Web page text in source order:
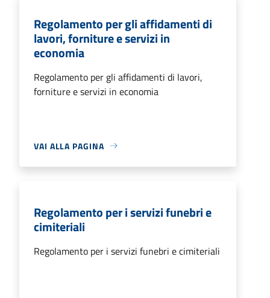
Regolamento per gli affidamenti di
lavori, forniture e servizi in
economia
Regolamento per gli affidamenti di lavori,
forniture e servizi in economia
VAI ALLA PAGINA
Regolamento per i servizi funebri e
cimiteriali
Regolamento per i servizi funebri e cimiteriali